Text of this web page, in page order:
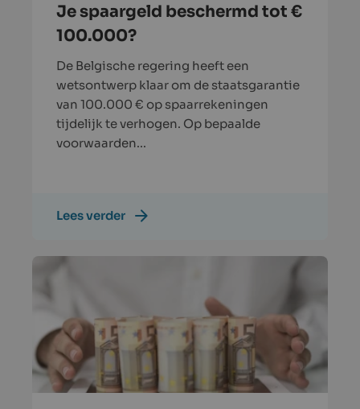
Je spaargeld beschermd tot €
100.000?
De Belgische regering heeft een
wetsontwerp klaar om de staatsgarantie
van 100.000 € op spaarrekeningen
tijdelijk te verhogen. Op bepaalde
voorwaarden...
Lees verder